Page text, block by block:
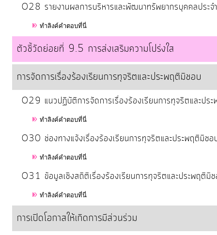
O28 รายงานผลการบริหารและพัฒนาทรัพยากรบุคคลประจ
ทำลิงค์คำตอบที่นี่
ตัวชี้วัดย่อยที่ 9.5 การส่งเสริมความโปร่งใส
การจัดการเรื่องร้องเรียนการทุจริตและประพฤติมิชอบ
O29 แนวปฏิบัติการจัดการเรื่องร้องเรียนการทุจริตและปร
ทำลิงค์คำตอบที่นี่
O30 ช่องทางแจ้งเรื่องร้องเรียนการทุจริตและประพฤติมิชอ
ทำลิงค์คำตอบที่นี่
O31 ข้อมูลเชิงสถิติเรื่องร้องเรียนการทุจริตและประพฤติมิ
ทำลิงค์คำตอบที่นี่
การเปิดโอกาสให้เกิดการมีส่วนร่วม